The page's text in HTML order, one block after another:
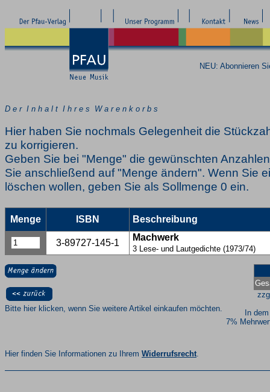
NEU: Abonnieren
D e r I n h a l t I h r e s W a r e n k o r b s
Hier haben Sie nochmals Gelegenheit die
zu korrigieren.
Geben Sie bei "Menge" die gewünschten
Sie anschließend auf "Menge ändern". Wenn Sie
löschen wollen, geben Sie als Sollmenge 0 ein.
Menge ISBN Beschreibung
3-89727-145-1
Machwerk
3 Lese- und Lautgedichte (1973/74)
In
7%
Bitte hier klicken, wenn Sie weitere Artikel einkaufen möchten.
Hier finden Sie Informationen zu Ihrem Widerrufsrecht.